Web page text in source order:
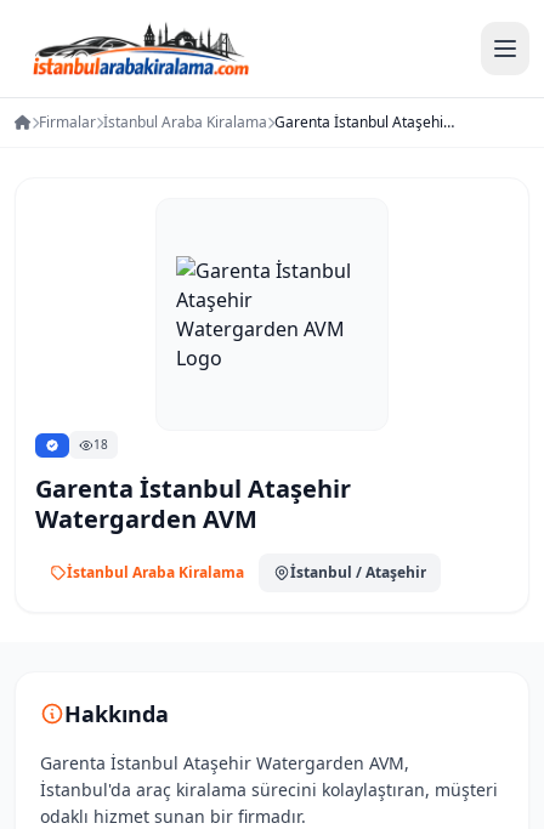
Firmalar İstanbul Araba Kiralama Garenta İstanbul Ataşehir Watergarden AVM
18
Garenta İstanbul Ataşehir
Watergarden AVM
İstanbul Araba Kiralama İstanbul / Ataşehir
Hakkında
Garenta İstanbul Ataşehir Watergarden AVM,
İstanbul'da araç kiralama sürecini kolaylaştıran, müşteri
odaklı hizmet sunan bir firmadır.